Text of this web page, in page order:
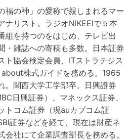
福の神」の愛称で親しまれるマー
ナリスト。ラジオNIKEEIで５本
組を持つのをはじめ、テレビ出
・雑誌への寄稿も多数。日本証券
ト協会検定会員、ITストラテジス
about株式ガイドを務める。1965
。関西大学工学部卒。日興證券
日興証券）、マネックス証券、
トコム証券（現auカブコム証
証券などを経て、現在は財産ネ
会社にて企業調査部長を務める。